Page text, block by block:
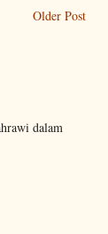
Older Post
dalam